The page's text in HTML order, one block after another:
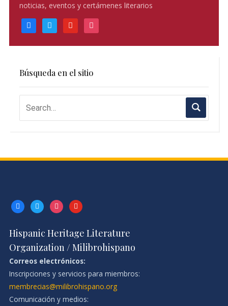
noticias, eventos y certámenes literarios
facebooktwitter youtube instagram
Búsqueda en el sitio
facebooktwitterinstagramyoutube
Hispanic Heritage Literature
Organization / Milibrohispano
Correos electrónicos:
Inscripciones y servicios para miembros:
membrecias@milibrohispano.org
Comunicación y medios: